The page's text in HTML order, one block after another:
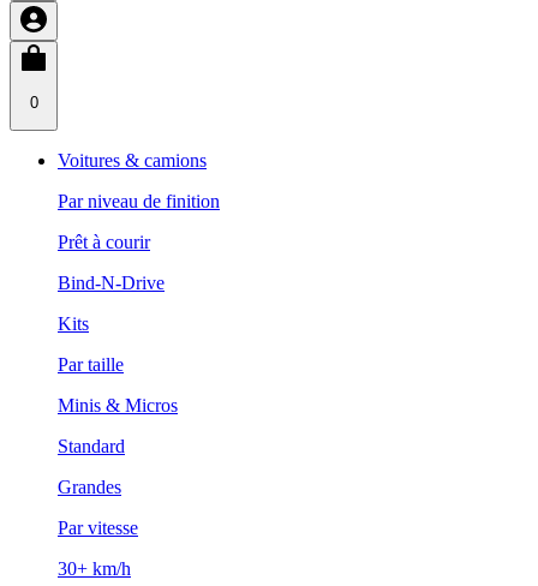
0
Voitures & camions
Par niveau de finition
Prêt à courir
Bind-N-Drive
Kits
Par taille
Minis & Micros
Standard
Grandes
Par vitesse
30+ km/h